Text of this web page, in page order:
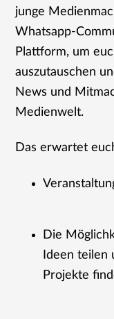
junge
Whatsapp-
Plattform, um
auszutauschen
News und
Medienwelt.
Das erwartet
Die
Ideen
Projekte